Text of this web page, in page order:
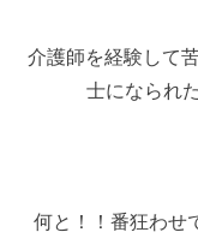
介護師を経験して
士になられ
何と！！番狂わせ